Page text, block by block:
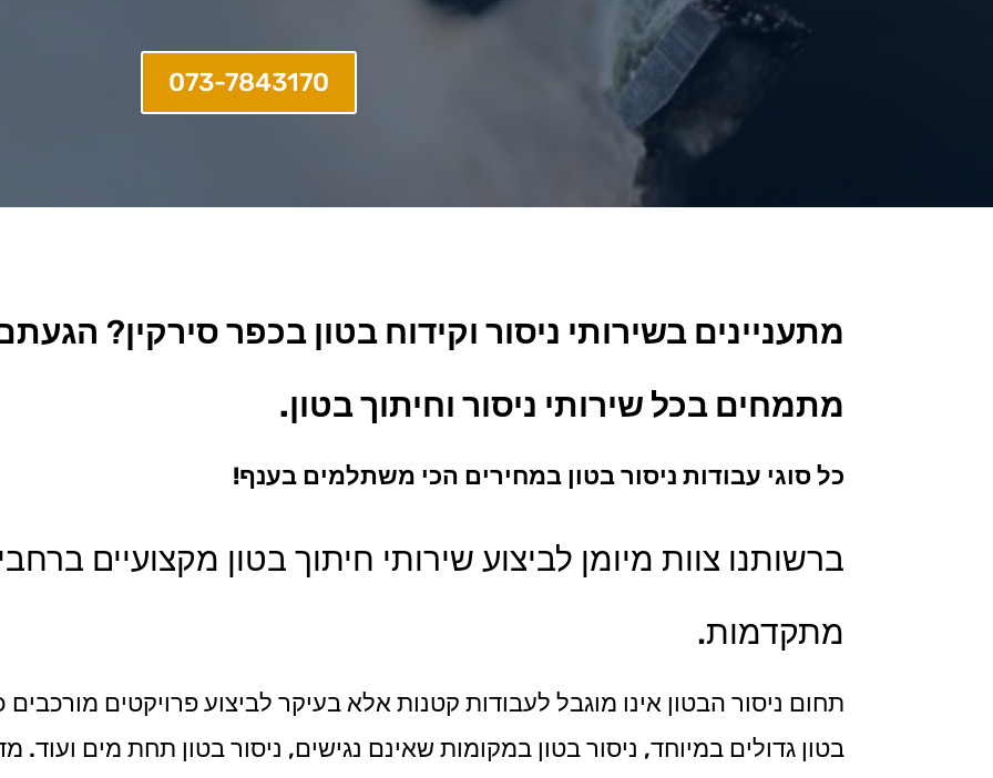
073-7843170
מתעניינים בשירותי ניסור וקידוח בטון בכפר סירקין?
מתמחים בכל שירותי ניסור וחיתוך בטון.
כל סוגי עבודות ניסור בטון במחירים הכי משתלמים בענף!
ברשותנו צוות מיומן לביצוע שירותי חיתוך בטון מקצועיים
מתקדמות.
תחום ניסור הבטון אינו מוגבל לעבודות קטנות אלא בעיקר לביצוע פרויקטים מורכבים
בטון גדולים במיוחד, ניסור בטון במקומות שאינם נגישים, ניסור בטון תחת מים ועוד.